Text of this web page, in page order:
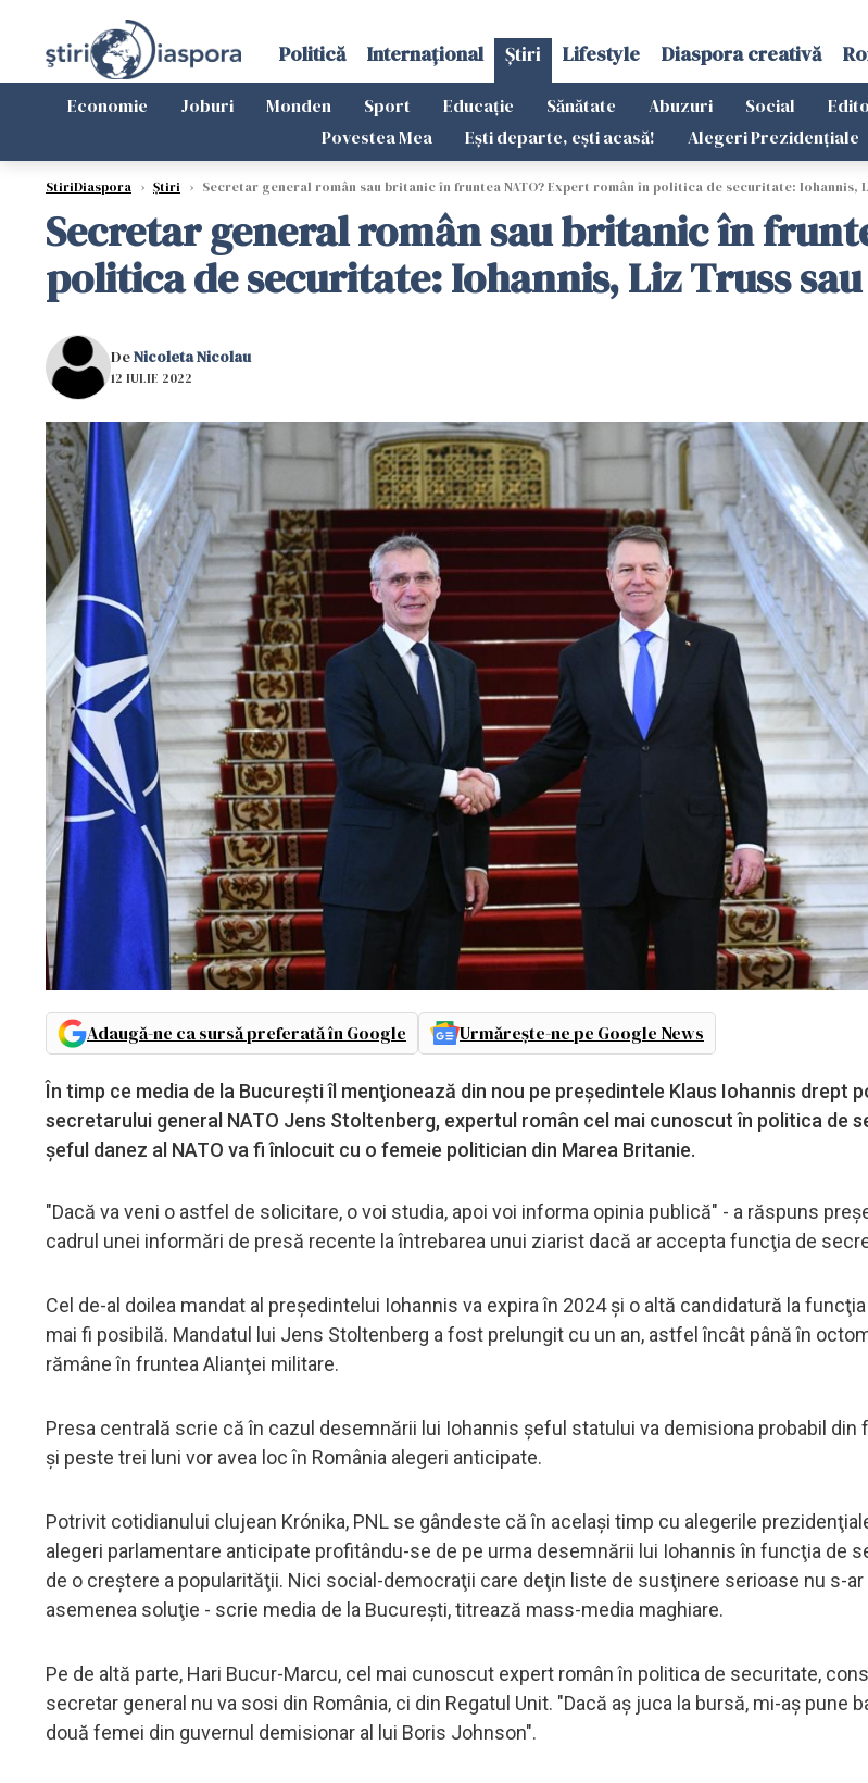
Politică Internațional Știri Lifestyle Diaspora creativă
Economie Joburi Monden Sport Educație Sănătate Abuzuri Social
Povestea Mea
Ești departe, ești acasă! Alegeri Prezidențiale
StiriDiaspora › Știri › Secretar general român sau britanic în fruntea NATO? Expert român în politica de securitate: Iohannis,
Secretar general român sau britanic în
politica de securitate: Iohannis, Liz Truss
DeNicoleta Nicolau
12 IULIE 2022
Adaugă-ne ca sursă preferată în Google Urmărește-ne pe Google News
În timp ce media de la Bucureşti îl menţionează din nou pe preşedintele Klaus Iohannis drept
secretarului general NATO Jens Stoltenberg, expertul român cel mai cunoscut în politica de
şeful danez al NATO va fi înlocuit cu o femeie politician din Marea Britanie.
"Dacă va veni o astfel de solicitare, o voi studia, apoi voi informa opinia publică" - a răspuns
cadrul unei informări de presă recente la întrebarea unui ziarist dacă ar accepta funcţia de
Cel de-al doilea mandat al preşedintelui Iohannis va expira în 2024 şi o altă candidatură la
mai fi posibilă. Mandatul lui Jens Stoltenberg a fost prelungit cu un an, astfel încât până în
rămâne în fruntea Alianţei militare.
Presa centrală scrie că în cazul desemnării lui Iohannis şeful statului va demisiona probabil
şi peste trei luni vor avea loc în România alegeri anticipate.
Potrivit cotidianului clujean Krónika, PNL se gândeste că în acelaşi timp cu alegerile
alegeri parlamentare anticipate profitându-se de pe urma desemnării lui Iohannis în funcţia de
de o creştere a popularităţii. Nici social-democraţii care deţin liste de susţinere serioase nu s-ar
asemenea soluţie - scrie media de la Bucureşti, titrează mass-media maghiare.
Pe de altă parte, Hari Bucur-Marcu, cel mai cunoscut expert român în politica de securitate,
secretar general nu va sosi din România, ci din Regatul Unit. "Dacă aş juca la bursă, mi-aş pune
două femei din guvernul demisionar al lui Boris Johnson".